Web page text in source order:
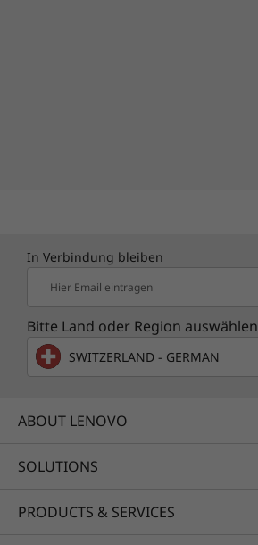
In Verbindung bleiben
Hier Email eintragen
Bitte Land oder Region auswählen
SWITZERLAND - GERMAN
ABOUT LENOVO
SOLUTIONS
PRODUCTS & SERVICES